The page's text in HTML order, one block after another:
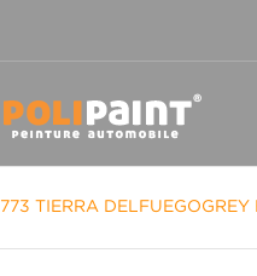
773 TIERRA